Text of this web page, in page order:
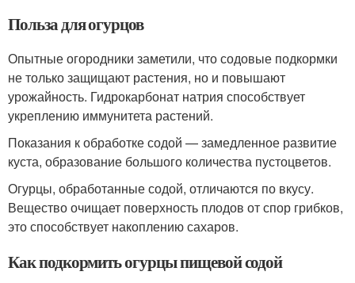
Польза для огурцов
Опытные огородники заметили, что содовые подкормки
не только защищают растения, но и повышают
урожайность. Гидрокарбонат натрия способствует
укреплению иммунитета растений.
Показания к обработке содой — замедленное развитие
куста, образование большого количества пустоцветов.
Огурцы, обработанные содой, отличаются по вкусу.
Вещество очищает поверхность плодов от спор грибков,
это способствует накоплению сахаров.
Как подкормить огурцы пищевой содой